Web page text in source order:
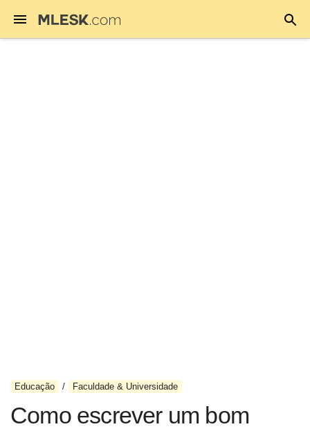
Educação Faculdade & Universidade
Como escrever um bom